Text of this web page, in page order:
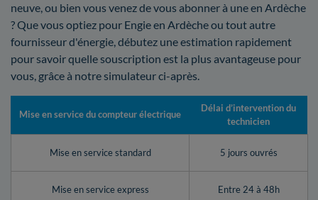
neuve, ou bien vous venez de vous abonner à une en Ardèche
? Que vous optiez pour Engie en Ardèche ou tout autre
fournisseur d'énergie, débutez une estimation rapidement
pour savoir quelle souscription est la plus avantageuse pour
vous, grâce à notre simulateur ci-après.
Mise en service du compteur électrique
Délai d’intervention du
technicien
Mise en service standard 5 jours ouvrés
Mise en service express Entre 24 à 48h